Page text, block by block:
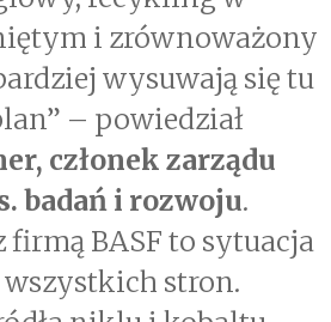
i zrównoważony
wysuwają się tu
– powiedział
członek zarządu
badań i rozwoju.
firmą BASF to sytuacja
stron.